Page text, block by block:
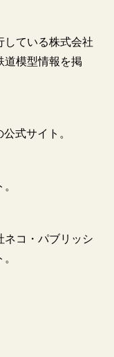
している株式会社
道模型情報を掲
式サイト。
ネコ・パブリッシ